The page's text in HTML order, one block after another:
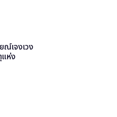
ณ์เจงเวง
ห่ง